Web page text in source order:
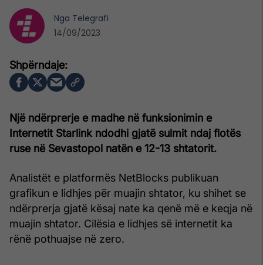
Një ndërprerje e madhe në funksionimin e
Internetit Starlink ndodhi gjatë sulmit ndaj flotës
ruse në Sevastopol natën e 12-13 shtatorit.
Analistët e platformës NetBlocks publikuan
grafikun e lidhjes për muajin shtator, ku shihet se
ndërprerja gjatë kësaj nate ka qenë më e keqja në
muajin shtator. Cilësia e lidhjes së internetit ka
rënë pothuajse në zero.
Nga Telegrafi
14/09/2023